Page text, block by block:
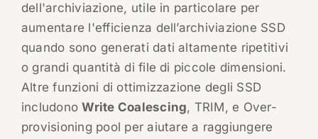
dell'archiviazione, utile in particolare per
aumentare l'efficienza dell’archiviazione SSD
quando sono generati dati altamente ripetitivi
o grandi quantità di file di piccole dimensioni.
Altre funzioni di ottimizzazione degli SSD
includonoWrite Coalescing, TRIM, e Over-
provisioning pool per aiutare a raggiungere